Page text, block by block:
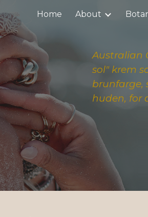
Home About
Australian
sol" krem
brunfarge,
huden, for